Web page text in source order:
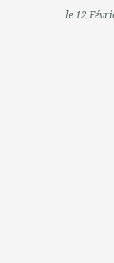
le 12